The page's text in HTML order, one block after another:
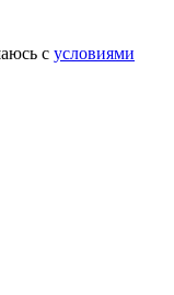
с условиями